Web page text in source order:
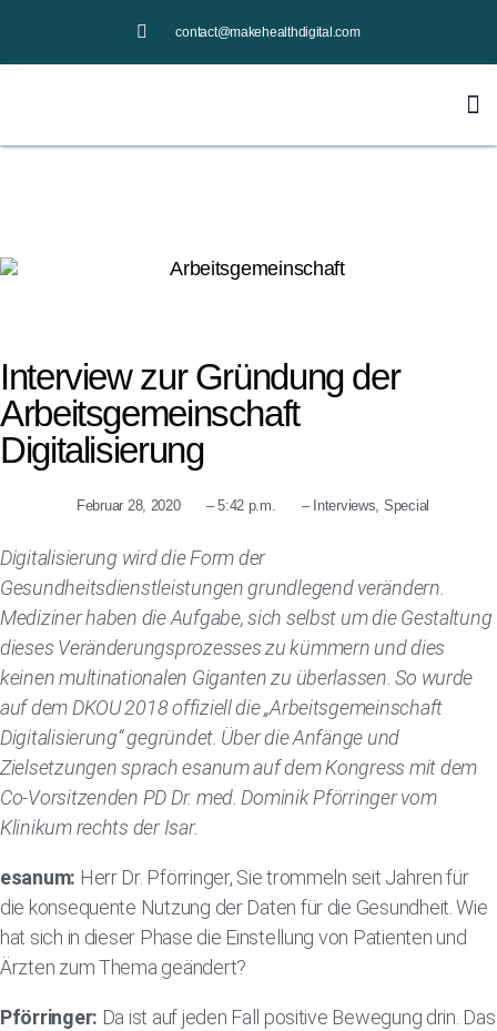
contact@makehealthdigital.com
Interview zur Gründung der
Arbeitsgemeinschaft
Digitalisierung
Februar 28, 2020 –5:42 p.m. – Interviews Special
Digitalisierung wird die Form der
Gesundheitsdienstleistungen grundlegend verändern.
Mediziner haben die Aufgabe, sich selbst um die Gestaltung
dieses Veränderungsprozesses zu kümmern und dies
keinen multinationalen Giganten zu überlassen. So wurde
auf dem DKOU 2018 offiziell die „Arbeitsgemeinschaft
Digitalisierung“ gegründet. Über die Anfänge und
Zielsetzungen sprach esanum auf dem Kongress mit dem
Co-Vorsitzenden PD Dr. med. Dominik Pförringer vom
Klinikum rechts der Isar.
esanum: Herr Dr. Pförringer, Sie trommeln seit Jahren für
die konsequente Nutzung der Daten für die Gesundheit. Wie
hat sich in dieser Phase die Einstellung von Patienten und
Ärzten zum Thema geändert?
Pförringer: Da ist auf jeden Fall positive Bewegung drin. Das